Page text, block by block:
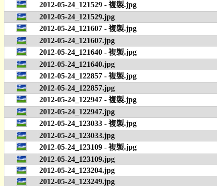
2012-05-24_121529 - 複製.jpg
2012-05-24_121529.jpg
2012-05-24_121607 - 複製.jpg
2012-05-24_121607.jpg
2012-05-24_121640 - 複製.jpg
2012-05-24_121640.jpg
2012-05-24_122857 - 複製.jpg
2012-05-24_122857.jpg
2012-05-24_122947 - 複製.jpg
2012-05-24_122947.jpg
2012-05-24_123033 - 複製.jpg
2012-05-24_123033.jpg
2012-05-24_123109 - 複製.jpg
2012-05-24_123109.jpg
2012-05-24_123204.jpg
2012-05-24_123249.jpg